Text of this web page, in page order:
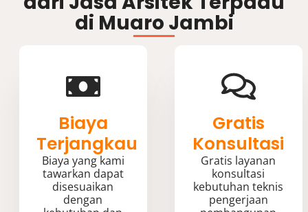
di Muaro Jambi
Biaya
Terjangkau
Biaya yang kami
tawarkan dapat
disesuaikan
dengan
Gratis
Konsultasi
Gratis layanan
konsultasi
kebutuhan teknis
pengerjaan